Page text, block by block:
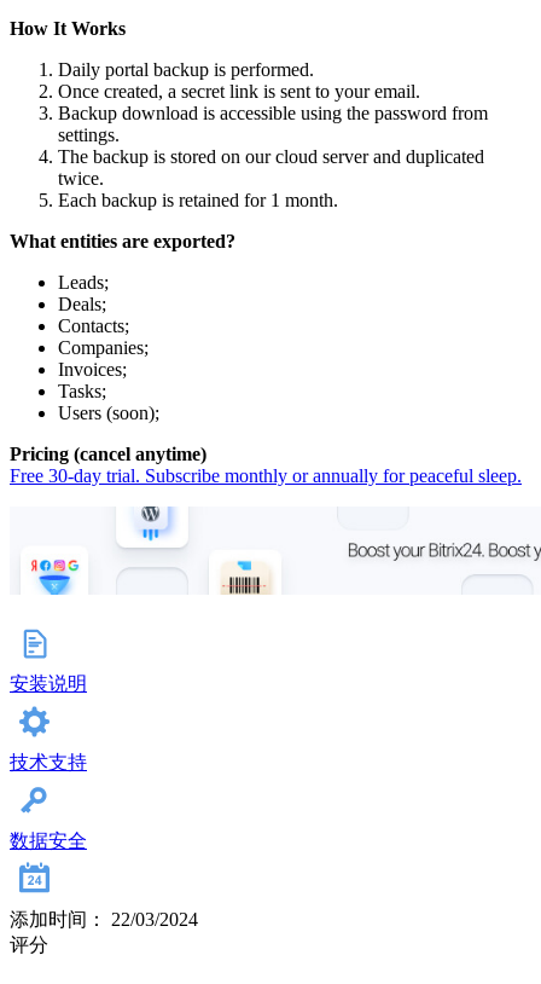
How It Works
Daily portal backup is performed.
Once created, a secret link is sent to your email.
Backup download is accessible using the password from
settings.
The backup is stored on our cloud server and duplicated
twice.
Each backup is retained for 1 month.
What entities are exported?
Leads;
Deals;
Contacts;
Companies;
Invoices;
Tasks;
Users (soon);
Pricing (cancel anytime)
Free 30-day trial. Subscribe monthly or annually for peaceful sleep.
安装说明
技术支持
数据安全
添加时间： 22/03/2024
评分